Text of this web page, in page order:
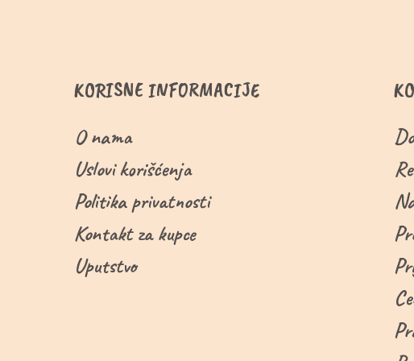
KORISNE INFORMACIJE
O nama
Uslovi korišćenja
Politika privatnosti
Kontakt za kupce
Uputstvo